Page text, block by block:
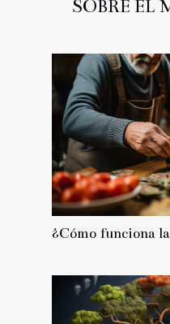
SOBRE EL
¿Cómo funciona